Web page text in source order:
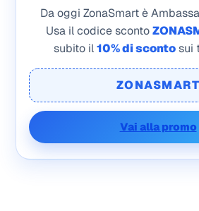
Da oggi ZonaSmart è
Usa il codice sconto
subito il10% di scontosui
ZONASMART
Vai alla promo